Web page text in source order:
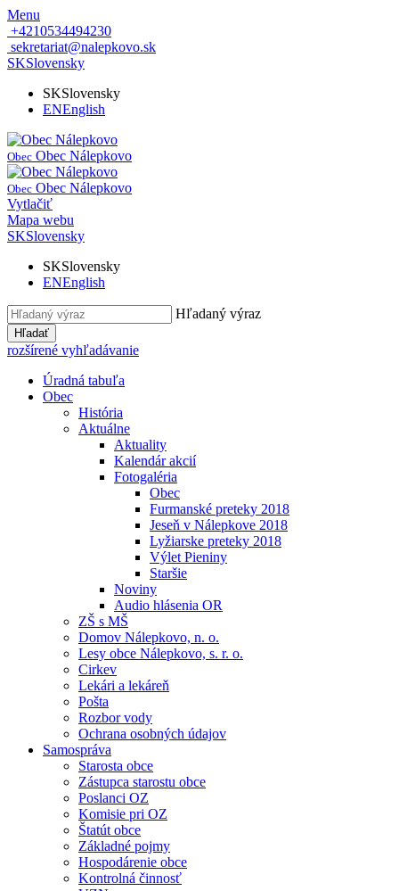
Menu
+4210534494230
sekretariat@nalepkovo.sk
SKSlovensky
SKSlovensky
ENEnglish
Obec Obec Nálepkovo
Obec Obec Nálepkovo
Vytlačiť
Mapa webu
SKSlovensky
SKSlovensky
ENEnglish
Hľadaný výraz
Hľadať
rozšírené vyhľadávanie
Úradná tabuľa
Obec
História
Aktuálne
Aktuality
Kalendár akcií
Fotogaléria
Obec
Furmanské preteky 2018
Jeseň v Nálepkove 2018
Lyžiarske preteky 2018
Výlet Pieniny
Staršie
Noviny
Audio hlásenia OR
ZŠ s MŠ
Domov Nálepkovo, n. o.
Lesy obce Nálepkovo, s. r. o.
Cirkev
Lekári a lekáreň
Pošta
Rozbor vody
Ochrana osobných údajov
Samospráva
Starosta obce
Zástupca starostu obce
Poslanci OZ
Komisie pri OZ
Štatút obce
Základné pojmy
Hospodárenie obce
Kontrolná činnosť